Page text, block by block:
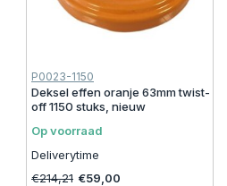
P0023-1150
Deksel effen oranje 63mm twist-
off 1150 stuks, nieuw
Op voorraad
Deliverytime
€214,21 €59,00